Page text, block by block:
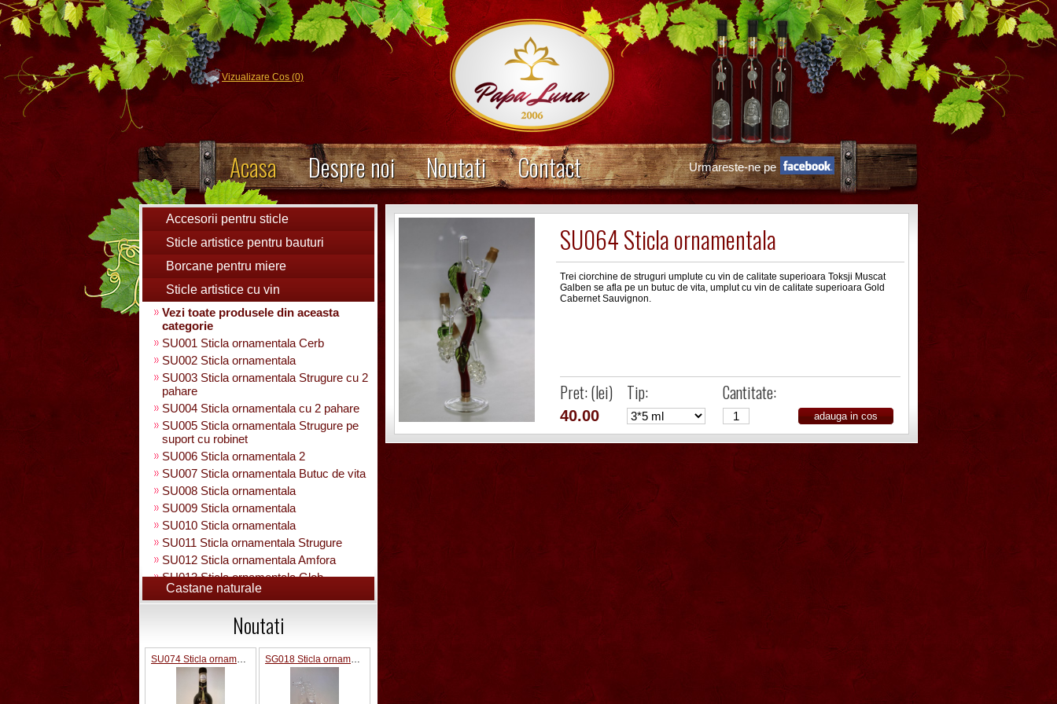
Vizualizare Cos (0)
Acasa Despre noi Noutati Contact Urmareste-ne pe
Accesorii pentru sticle
Sticle artistice pentru bauturi
Borcane pentru miere
Sticle artistice cu vin
Vezi toate produsele din aceasta
categorie
SU001 Sticla ornamentala Cerb
SU002 Sticla ornamentala
SU003 Sticla ornamentala Strugure cu 2
pahare
SU004 Sticla ornamentala cu 2 pahare
SU005 Sticla ornamentala Strugure pe
suport cu robinet
SU006 Sticla ornamentala 2
SU007 Sticla ornamentala Butuc de vita
SU008 Sticla ornamentala
SU009 Sticla ornamentala
SU010 Sticla ornamentala
SU011 Sticla ornamentala Strugure
SU012 Sticla ornamentala Amfora
SU013 Sticla ornamentala Glob
Pamantesc
SU015 Sticla ornamentala
SU014 Sticla ornamentala pe suport cu
figura +robinet
Sticla ornamentala cu figura umpluta
SU049 Sticla ornamentala
SU050 Sticla ornamentala cu figura
Castane naturale
Noutati
SU074 Sticla ornamentala cu pluta 750 ml SG018 Sticla ornamentala Cal
SU064 Sticla ornamentala
Trei ciorchine de struguri umplute cu vin de calitate superioara Toksji Muscat
Galben se afla pe un butuc de vita, umplut cu vin de calitate superioara Gold
Cabernet Sauvignon.
Pret: (lei) Tip: Cantitate:
40.00